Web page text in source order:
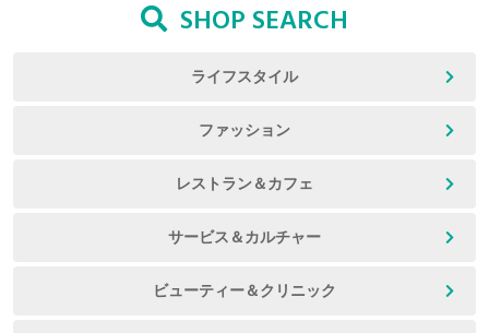
SHOP SEARCH
ライフスタイル
ファッション
レストラン＆カフェ
サービス＆カルチャー
ビューティー＆クリニック